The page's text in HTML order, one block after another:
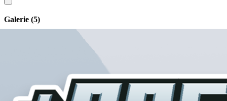
Galerie (5)